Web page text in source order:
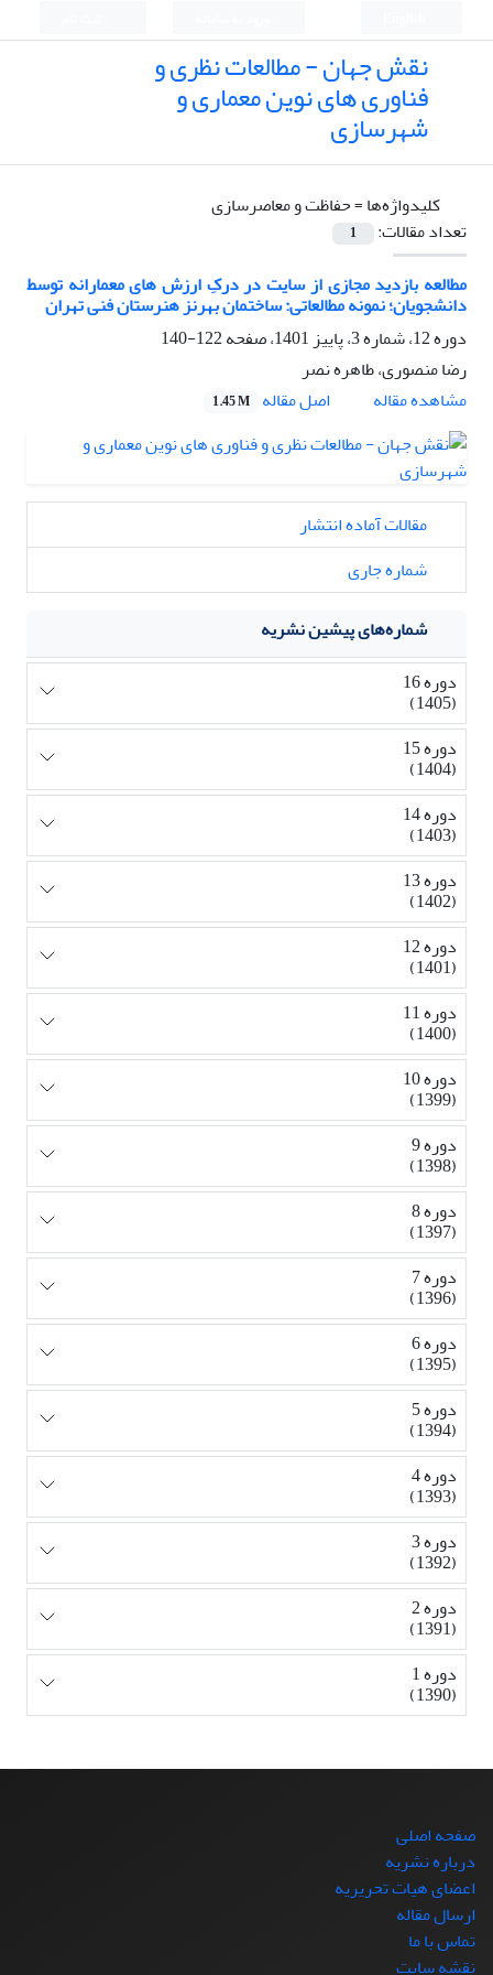
نقش جهان - مطالعات نظری و
فناوری های نوین معماری و
شهرسازی
کلیدواژه‌ها =حفاظت و معاصرسازی
تعداد مقالات:
1
مطالعه بازدید مجازی از سایت در درکِ ارزش های معمارانه توسط
دانشجویان؛ نمونه مطالعاتی: ساختمان بهرنز هنرستان فنی تهران
دوره 12، شماره 3، پاییز 1401، صفحه
122-140
رضا منصوری، طاهره نصر
مشاهده مقاله
اصل مقاله 1.45 M
مقالات آماده انتشار
شماره جاری
شماره‌های پیشین نشریه
دوره 16
(1405)
دوره 15
(1404)
دوره 14
(1403)
دوره 13
(1402)
دوره 12
(1401)
دوره 11
(1400)
دوره 10
(1399)
دوره 9
(1398)
دوره 8
(1397)
دوره 7
(1396)
دوره 6
(1395)
دوره 5
(1394)
دوره 4
(1393)
دوره 3
(1392)
دوره 2
(1391)
دوره 1
(1390)
صفحه اصلی
درباره نشریه
اعضای هیات تحریریه
ارسال مقاله
تماس با ما
نقشه سایت